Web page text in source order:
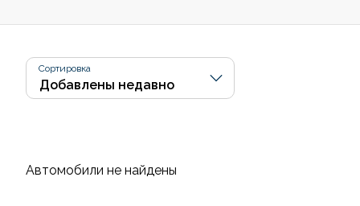
Сортировка
Автомобили не найдены